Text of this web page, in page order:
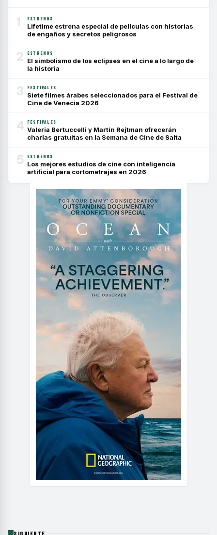
1 ESTRENOS
Lifetime estrena especial de películas con historias
de engaños y secretos peligrosos
2 ESTRENOS
El simbolismo de los eclipses en el cine a lo largo de
la historia
3 FESTIVALES
Siete filmes árabes seleccionados para el Festival de
Cine de Venecia 2026
4 FESTIVALES
Valeria Bertuccelli y Martín Rejtman ofrecerán
charlas gratuitas en la Semana de Cine de Salta
5 ESTRENOS
Los mejores estudios de cine con inteligencia
artificial para cortometrajes en 2026
SIGUIENTE